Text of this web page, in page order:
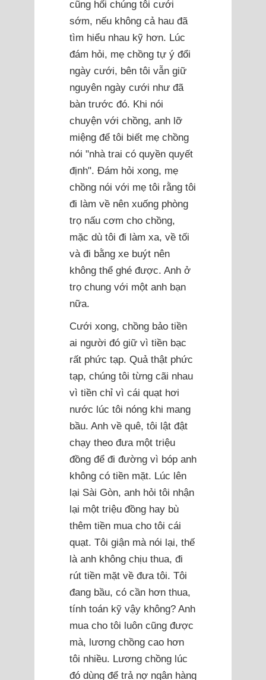
cũng hối chúng tôi cưới
sớm, nếu không cả hau đã
tìm hiểu nhau kỹ hơn. Lúc
đám hỏi, mẹ chồng tự ý đổi
ngày cưới, bên tôi vẫn giữ
nguyên ngày cưới như đã
bàn trước đó. Khi nói
chuyện với chồng, anh lỡ
miệng để tôi biết mẹ chồng
nói "nhà trai có quyền quyết
định". Đám hỏi xong, mẹ
chồng nói với mẹ tôi rằng tôi
đi làm về nên xuống phòng
trọ nấu cơm cho chồng,
mặc dù tôi đi làm xa, về tối
và đi bằng xe buýt nên
không thể ghé được. Anh ở
trọ chung với một anh bạn
nữa.
Cưới xong, chồng bảo tiền
ai người đó giữ vì tiền bạc
rất phức tạp. Quả thật phức
tạp, chúng tôi từng cãi nhau
vì tiền chỉ vì cái quạt hơi
nước lúc tôi nóng khi mang
bầu. Anh về quê, tôi lật đật
chạy theo đưa một triệu
đồng để đi đường vì bóp anh
không có tiền mặt. Lúc lên
lại Sài Gòn, anh hỏi tôi nhận
lại một triệu đồng hay bù
thêm tiền mua cho tôi cái
quạt. Tôi giận mà nói lại, thế
là anh không chịu thua, đi
rút tiền mặt về đưa tôi. Tôi
đang bầu, có cần hơn thua,
tính toán kỹ vậy không? Anh
mua cho tôi luôn cũng được
mà, lương chồng cao hơn
tôi nhiều. Lương chồng lúc
đó dùng để trả nợ ngân hàng